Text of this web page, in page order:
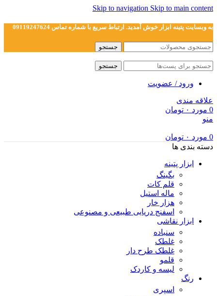
Skip to navigation Skip to main content
به وبسایت پتینه ابزار خوش آمدید. ارتباط سریع با شماره تماس 09119247624
جستجو
جستجو
ورود / عضویت
علاقه مندی
0 مورد ۰ تومان
منو
0 مورد ۰ تومان
دسته بندی ها
ابزار پتینه
بگینگ
قلم کات
ماله استیل
هزار خار
اسفنج دریایی طبیعی و مصنوعی
ابزار نقاشی
سنباده
غلطک
غلطک طرح دار
قلمو
لیسه و کاردک
رنگ
اسپری